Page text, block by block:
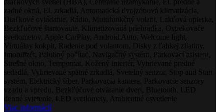
diaľkových svetiel (HBA), Centrálne uzamykanie, El. predné a
zadné okná, El. zrkadlá, Automatická dvojzónová klimatizácia,
Diaľkové ovládanie, Rádio, Multifunkčný volant, Lakťová opierka,
Bezkľúčové štartovanie, Klimatizovaná priehradka, Ostrekovače
svetlometov, Apple CarPlay, Android Auto, Welcome light,
Virtuálny kokpit, Radenie pod volantom, Disky z ľahkej zliatiny,
Imobilizér, Palubný počítač, Navigačný systém, Parkovací asistent,
Strešné okno, Tempomat, Kožený interiér, Vyhrievané predné
sedadlá, Vyhrievané spätné zrkadlá, Svetelný senzor, Stop and Start
systém, Elektrický šíber, Parkovacia kamera, Parkovacie senzory
vzadu a vpredu, Bezkľúčové otváranie dverí, Bluetooth, LED
denné svietenie, LED svetlomety, Ambientné osvetlenie
Viac informácií